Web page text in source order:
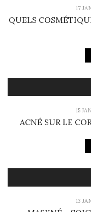
17
QUELS
15
ACNÉ SUR LE
13